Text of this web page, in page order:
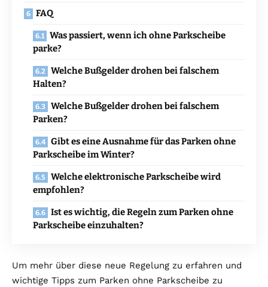
FAQ
Was passiert, wenn ich ohne Parkscheibe
parke?
Welche Bußgelder drohen bei falschem
Halten?
Welche Bußgelder drohen bei falschem
Parken?
Gibt es eine Ausnahme für das Parken ohne
Parkscheibe im Winter?
Welche elektronische Parkscheibe wird
empfohlen?
Ist es wichtig, die Regeln zum Parken ohne
Parkscheibe einzuhalten?
Um mehr über diese neue Regelung zu erfahren und
wichtige Tipps zum Parken ohne Parkscheibe zu